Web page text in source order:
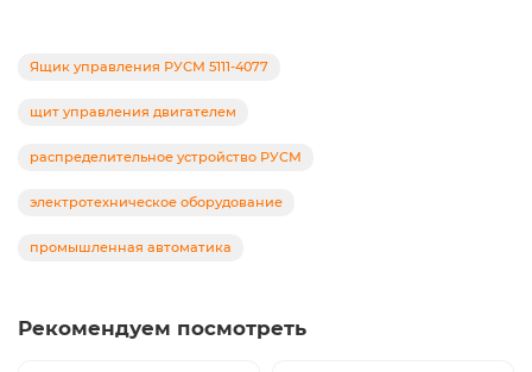
Ящик управления РУСМ 5111-4077
щит управления двигателем
распределительное устройство РУСМ
электротехническое оборудование
промышленная автоматика
Рекомендуем посмотреть